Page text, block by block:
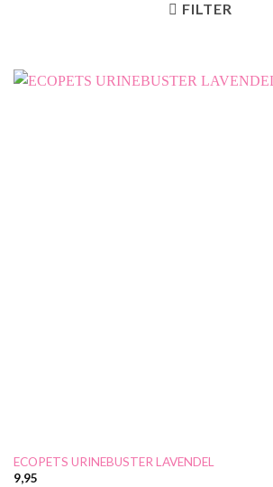
FILTER
ECOPETS URINEBUSTER LAVENDEL
9,95